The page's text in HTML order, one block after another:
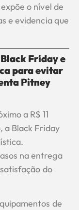
o nível de
e evidencia que
Friday e
para evitar
Pitney
a R$ 11
a Black Friday
na entrega
do
de